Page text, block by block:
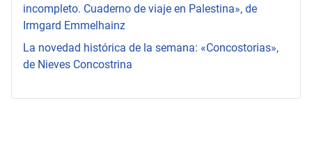
incompleto. Cuaderno de viaje en Palestina», de
Irmgard Emmelhainz
La novedad histórica de la semana: «Concostorias»,
de Nieves Concostrina